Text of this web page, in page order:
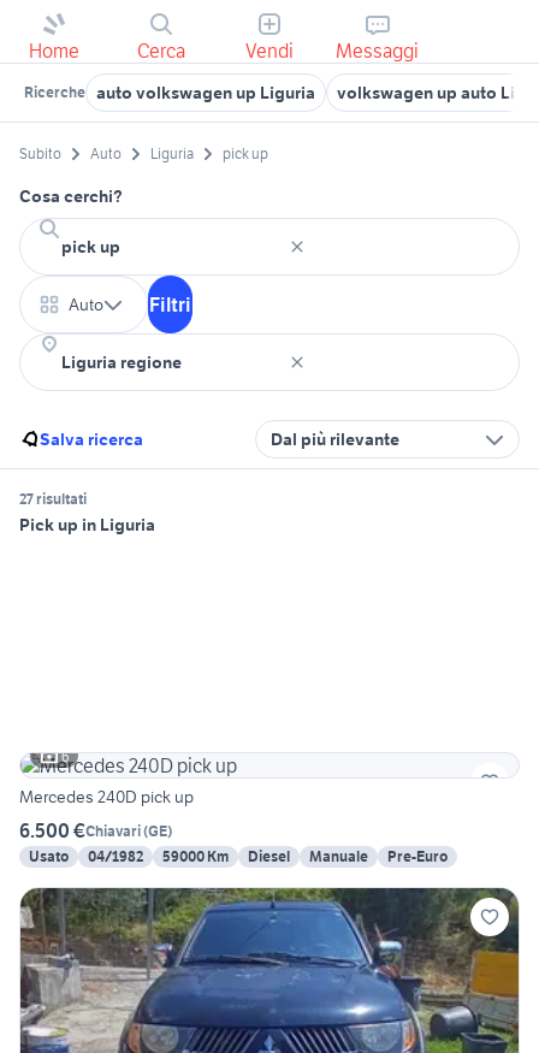
Home Cerca Vendi Messaggi
Ricerche auto volkswagen up Liguria volkswagen up auto
Subito Auto Liguria pick up
Cosa cerchi?
Auto Filtri
Salva ricerca Dal più rilevante
27 risultati
Pick up in Liguria
6
Mercedes 240D pick up
6.500 €Chiavari(GE)
Usato
04/1982 59000 Km Diesel Manuale Pre-Euro